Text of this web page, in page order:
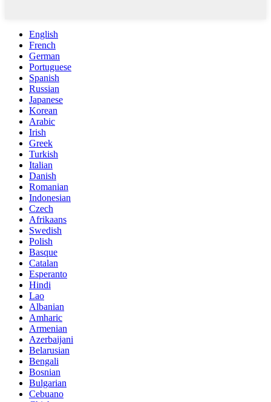
English
French
German
Portuguese
Spanish
Russian
Japanese
Korean
Arabic
Irish
Greek
Turkish
Italian
Danish
Romanian
Indonesian
Czech
Afrikaans
Swedish
Polish
Basque
Catalan
Esperanto
Hindi
Lao
Albanian
Amharic
Armenian
Azerbaijani
Belarusian
Bengali
Bosnian
Bulgarian
Cebuano